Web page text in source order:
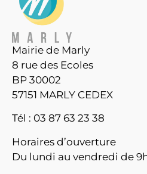
Mairie de Marly
8 rue des Ecoles
BP 30002
57151 MARLY CEDEX
Tél : 03 87 63 23 38
Horaires d’ouverture
Du lundi au vendredi de 9h